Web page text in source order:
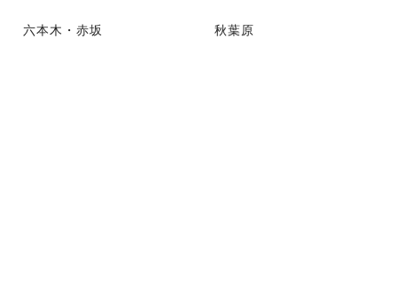
六本木・赤坂 秋葉原